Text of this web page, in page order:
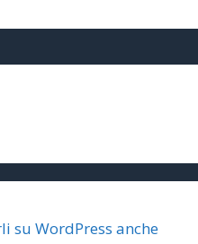
su WordPress anche